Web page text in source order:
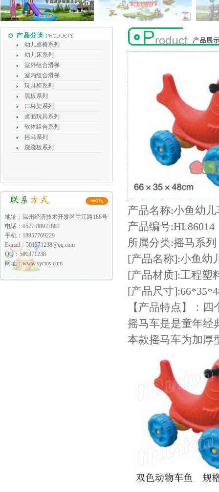
幼儿桌椅系列
幼儿床系列
室外组合滑梯
室内组合滑梯
玩具柜系列
黑板系列
口杯架系列
桌面玩具系列
软体组合系列
摇马系列
跷跷板系列
地址：温州经济技术开发区兰江路188号
电话：0577-88927883
手机：18957769229
E-mail： 501371238@qq.com
QQ：501371238
网址：www.syctoy.com
产品名称:小鱼幼儿
产品编号:HL86014
所属分类:摇马系列
[产品名称]:小鱼幼
[产品材质]:工程塑
[产品尺寸
【产品特点】：
摇马车是是童年经
本款摇马车为加厚